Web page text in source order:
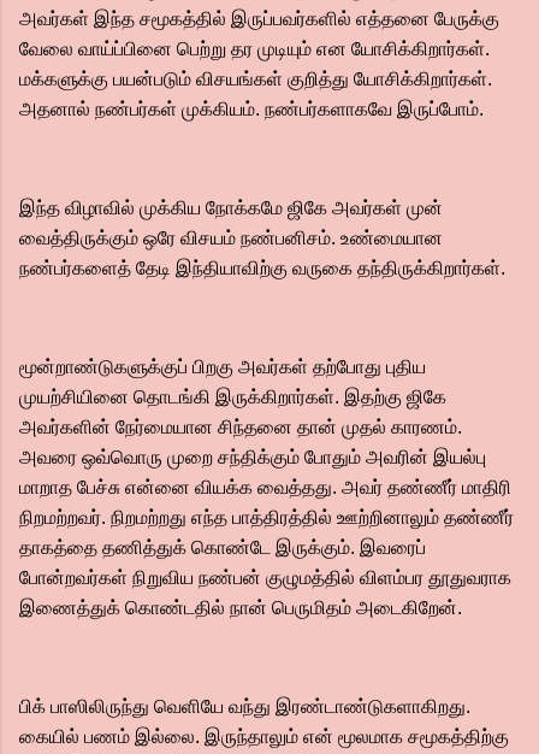
அவர்கள் இந்த சமூகத்தில் இருப்பவர்களில் எத்தனை பேருக்கு
வேலை வாய்ப்பினை பெற்று தர முடியும் என யோசிக்கிறார்கள்.
மக்களுக்கு பயன்படும் விசயங்கள் குறித்து யோசிக்கிறார்கள்.
அதனால் நண்பர்கள் முக்கியம். நண்பர்களாகவே இருப்போம்.
இந்த விழாவில் முக்கிய நோக்கமே ஜிகே அவர்கள் முன்
வைத்திருக்கும்‌ ஒரே விசயம் நண்பனிசம். உண்மையான
நண்பர்களைத் தேடி இந்தியாவிற்கு வருகை தந்திருக்கிறார்கள்.
மூன்றாண்டுகளுக்குப் பிறகு அவர்கள் தற்போது புதிய
முயற்சியினை தொடங்கி இருக்கிறார்கள். இதற்கு ஜிகே
அவர்களின் நேர்மையான சிந்தனை தான் முதல் காரணம்.
அவரை ஒவ்வொரு முறை சந்திக்கும் போதும் அவரின் இயல்பு
மாறாத பேச்சு என்னை வியக்க வைத்தது. அவர் தண்ணீர் மாதிரி
நிறமற்றவர். நிறமற்றது எந்த பாத்திரத்தில் ஊற்றினாலும் தண்ணீர்
தாகத்தை தணித்துக் கொண்டே இருக்கும். இவரைப்
போன்றவர்கள் நிறுவிய நண்பன் குழுமத்தில் விளம்பர தூதுவராக
இணைத்துக் கொண்டதில் நான் பெருமிதம் அடைகிறேன்.
பிக் பாஸிலிருந்து வெளியே வந்து இரண்டாண்டுகளாகிறது.
கையில் பணம் இல்லை. இருந்தாலும் என் மூலமாக சமூகத்திற்கு